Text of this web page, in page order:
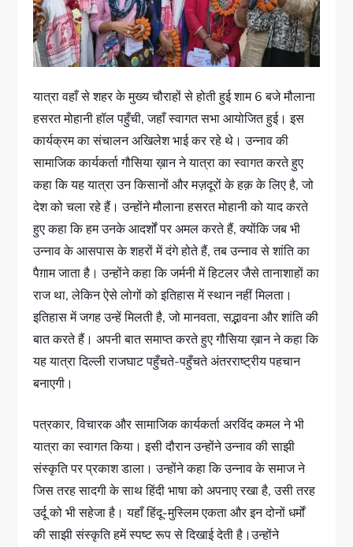
यात्रा वहाँ से शहर के मुख्य चौराहों से होती हुई शाम 6 बजे मौलाना
हसरत मोहानी हॉल पहुँची, जहाँ स्वागत सभा आयोजित हुई। इस
कार्यक्रम का संचालन अखिलेश भाई कर रहे थे। उन्नाव की
सामाजिक कार्यकर्ता गौसिया ख़ान ने यात्रा का स्वागत करते हुए
कहा कि यह यात्रा उन किसानों और मज़दूरों के हक़ के लिए है, जो
देश को चला रहे हैं। उन्होंने मौलाना हसरत मोहानी को याद करते
हुए कहा कि हम उनके आदर्शों पर अमल करते हैं, क्योंकि जब भी
उन्नाव के आसपास के शहरों में दंगे होते हैं, तब उन्नाव से शांति का
पैग़ाम जाता है। उन्होंने कहा कि जर्मनी में हिटलर जैसे तानाशाहों का
राज था, लेकिन ऐसे लोगों को इतिहास में स्थान नहीं मिलता।
इतिहास में जगह उन्हें मिलती है, जो मानवता, सद्भावना और शांति की
बात करते हैं। अपनी बात समाप्त करते हुए गौसिया ख़ान ने कहा कि
यह यात्रा दिल्ली राजघाट पहुँचते-पहुँचते अंतरराष्ट्रीय पहचान
बनाएगी।
पत्रकार, विचारक और सामाजिक कार्यकर्ता अरविंद कमल ने भी
यात्रा का स्वागत किया। इसी दौरान उन्होंने उन्नाव की साझी
संस्कृति पर प्रकाश डाला। उन्होंने कहा कि उन्नाव के समाज ने
जिस तरह सादगी के साथ हिंदी भाषा को अपनाए रखा है, उसी तरह
उर्दू को भी सहेजा है। यहाँ हिंदू-मुस्लिम एकता और इन दोनों धर्मों
की साझी संस्कृति हमें स्पष्ट रूप से दिखाई देती है।उन्होंने